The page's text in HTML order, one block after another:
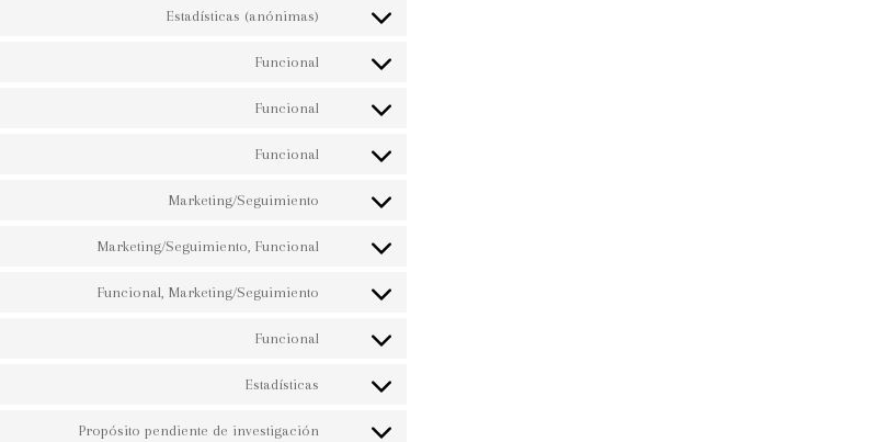
Estadísticas (anónimas)
Funcional
Funcional
Funcional
Marketing/Seguimiento
Marketing/Seguimiento, Funcional
Funcional, Marketing/Seguimiento
Funcional
Estadísticas
Propósito pendiente de investigación